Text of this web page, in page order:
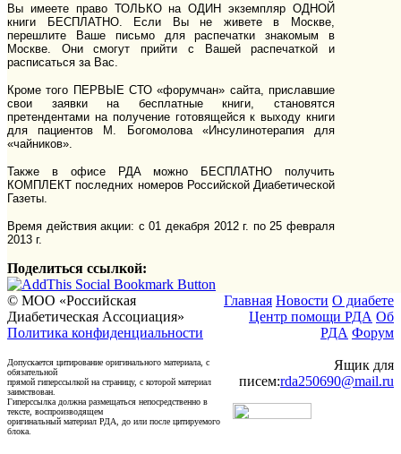
Вы имеете право ТОЛЬКО на ОДИН экземпляр ОДНОЙ
книги БЕСПЛАТНО. Если Вы не живете в Москве,
перешлите Ваше письмо для распечатки знакомым в
Москве. Они смогут прийти с Вашей распечаткой и
расписаться за Вас.
Кроме того ПЕРВЫЕ СТО «форумчан» сайта, приславшие
свои заявки на бесплатные книги, становятся
претендентами на получение готовящейся к выходу книги
для пациентов М. Богомолова «Инсулинотерапия для
«чайников».
Также в офисе РДА можно БЕСПЛАТНО получить
КОМПЛЕКТ последних номеров Российской Диабетической
Газеты.
Время действия акции: с 01 декабря 2012 г. по 25 февраля
2013 г.
Поделиться ссылкой:
© МОО «Российская
Диабетическая Ассоциация»
Политика конфиденциальности
Допускается цитирование оригинального материала, с
обязательной
прямой гиперссылкой на страницу, с которой материал
заимствован.
Гиперссылка должна размещаться непосредственно в
тексте, воспроизводящем
оригинальный материал РДА, до или после цитируемого
блока.
Главная Новости О диабете
Центр помощи РДА Об
РДА Форум
Ящик для
писем:rda250690@mail.ru